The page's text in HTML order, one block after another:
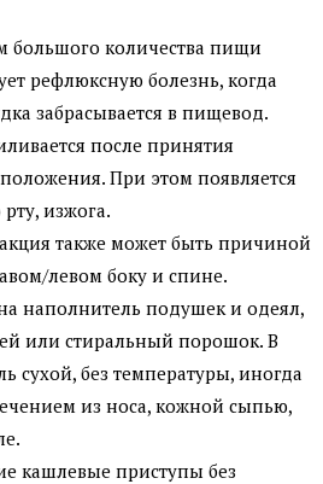
большого количества пищи
рефлюксную болезнь, когда
забрасывается в пищевод.
после принятия
При этом появляется
изжога.
также может быть причиной
левом боку и спине.
наполнитель подушек и одеял,
или стиральный порошок. В
сухой, без температуры, иногда
из носа, кожной сыпью,
кашлевые приступы без